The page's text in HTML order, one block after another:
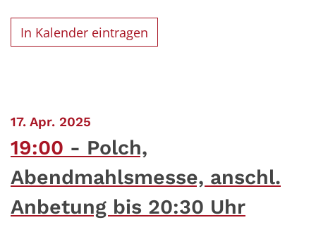
In Kalender eintragen
17. Apr. 2025
19:00
Polch,
Abendmahlsmesse, anschl.
Anbetung bis 20:30 Uhr